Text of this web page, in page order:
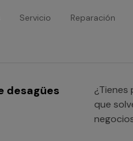
Servicio Reparación
desagües
que